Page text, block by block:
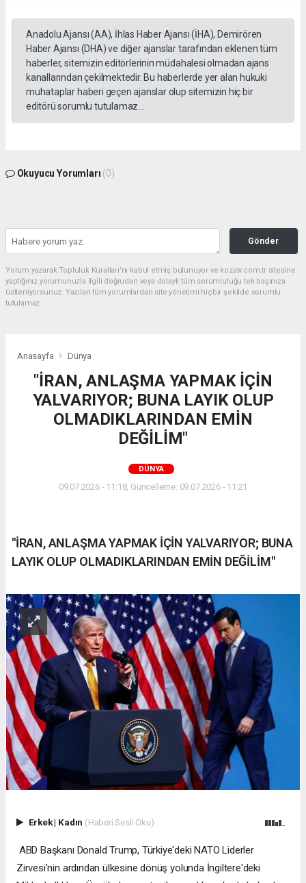
Anadolu Ajansı (AA), İhlas Haber Ajansı (İHA), Demirören
Haber Ajansı (DHA) ve diğer ajanslar tarafından eklenen tüm
haberler, sitemizin editörlerinin müdahalesi olmadan ajans
kanallarından çekilmektedir. Bu haberlerde yer alan hukuki
muhataplar haberi geçen ajanslar olup sitemizin hiç bir
editörü sorumlu tutulamaz...
Okuyucu Yorumları (0)
Gönder
Yorum yazarak Topluluk Kuralları’nı kabul etmiş bulunuyor ve kozatv.com.tr sitesine
yaptığınız yorumunuzla ilgili doğrudan veya dolaylı tüm sorumluluğu tek başınıza
üstleniyorsunuz. Yazılan tüm yorumlardan site yönetimi hiçbir şekilde sorumlu
tutulamaz.
Anasayfa Dünya
"İRAN, ANLAŞMA YAPMAK İÇİN
YALVARIYOR; BUNA LAYIK OLUP
OLMADIKLARINDAN EMİN
DEĞİLİM"
DÜNYA
09.07.2026 - 11:18, Güncelleme: 09.07.2026 - 11:21
"İRAN, ANLAŞMA YAPMAK İÇİN YALVARIYOR; BUNA
LAYIK OLUP OLMADIKLARINDAN EMİN DEĞİLİM"
Erkek| Kadın (Haberi Sesli Oku)
ABD Başkanı Donald Trump, Türkiye'deki NATO Liderler
Zirvesi'nin ardından ülkesine dönüş yolunda İngiltere'deki